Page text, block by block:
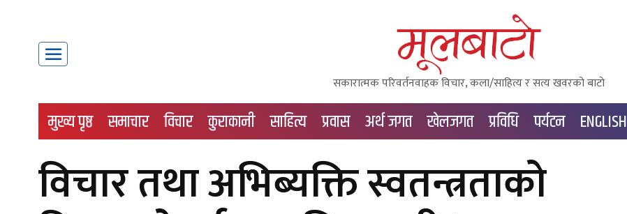
सकारात्मक परिवर्तनवाहक विचार, कला/साहित्य र सत्य खवरको बाटाे
मुख्य पृष्ठ समाचार विचार कुराकानी साहित्य प्रवास अर्थ जगत खेलजगत प्रविधि पर्यटन ENGLISH
विचार तथा अभिब्यक्ति स्वतन्त्रताको